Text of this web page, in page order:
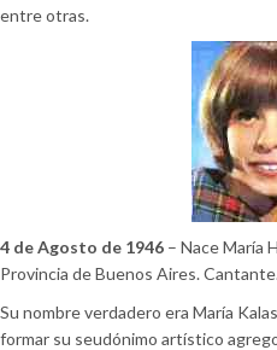
entre otras.
4 de Agosto de 1946 – Nace María
Provincia de Buenos Aires.
Su nombre verdadero era María
formar su seudónimo artístico